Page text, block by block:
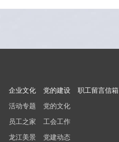
企业文化
活动专题
员工之家
龙江美景
党的建设
党的文化
工会工作
党建动态
职工留言信箱